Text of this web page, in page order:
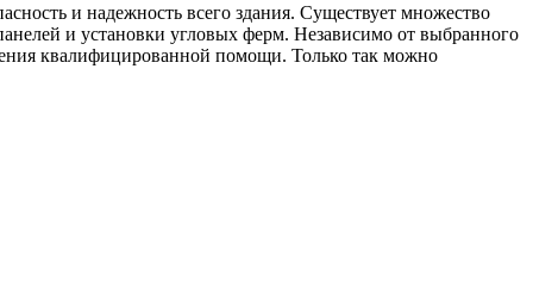
и надежность всего здания. Существует множество
и установки угловых ферм. Независимо от выбранного
квалифицированной помощи. Только так можно